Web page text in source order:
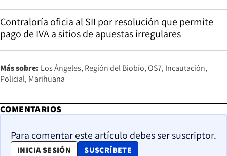
Contraloría oficia al SII por resolución que permite
pago de IVA a sitios de apuestas irregulares
Más sobre: Los Ángeles Región del Biobío OS7 Incautación
Policial Marihuana
COMENTARIOS
Para comentar este artículo debes ser suscriptor.
INICIA SESIÓN SUSCRÍBETE
OPENS IN NEW WINDOW